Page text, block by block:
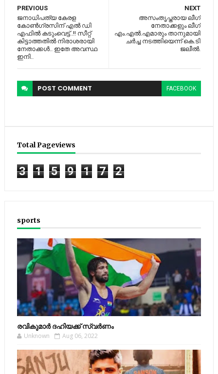
NEXT
അസംതൃപ്തരായ ലീഗ്
നേതാക്കളും ലീഗ്
എം.എല്‍.എമാരും താനുമായി
ചര്‍ച്ച നടത്തിയെന്ന് കെ.ടി
ജലീല്‍.
PREVIOUS
ജനാധിപത്യ കേരള
കോണ്‍ഗ്രസിന് എല്‍ ഡി
എഫില്‍ കടുംവെട്ട്..!! സീറ്റ്
കിട്ടാത്തതില്‍ നിരാശരായി
നേതാക്കള്‍.. ഇതേ അവസ്ഥ
ഇനി..
POST COMMENT FACEBOOK
Total Pageviews
3 1 5 9 1 7 2
sports
രവികുമാര്‍ ദഹിയക്ക് സ്വര്‍ണം
Unknown Aug 06, 2022